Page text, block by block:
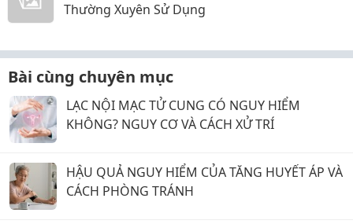
Thường Xuyên Sử Dụng
Bài cùng chuyên mục
LẠC NỘI MẠC TỬ CUNG CÓ NGUY HIỂM
KHÔNG? NGUY CƠ VÀ CÁCH XỬ TRÍ
HẬU QUẢ NGUY HIỂM CỦA TĂNG HUYẾT ÁP VÀ
CÁCH PHÒNG TRÁNH